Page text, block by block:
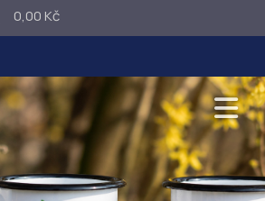
0,00 Kč